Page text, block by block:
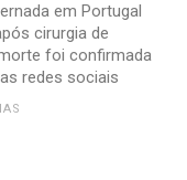
em Portugal
cirurgia de
foi confirmada
redes sociais